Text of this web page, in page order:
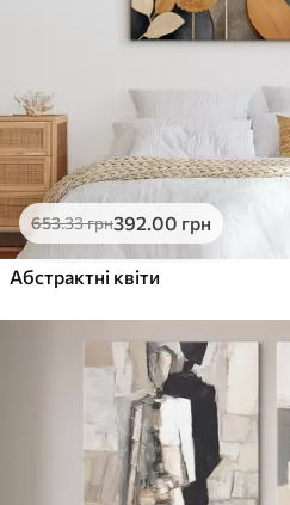
Яскраві, насичені кольори
Стійкість до вицвітання
✓ Поверхня з текстурою полотна
✗ Екологічний матеріал
Еко-Преміум
.00грн
✓Яскраві, насичені кольори
Поверхня з текстурою полотна
Екологічний матеріал
653.33грн392.00 грн
Абстрактні квіти